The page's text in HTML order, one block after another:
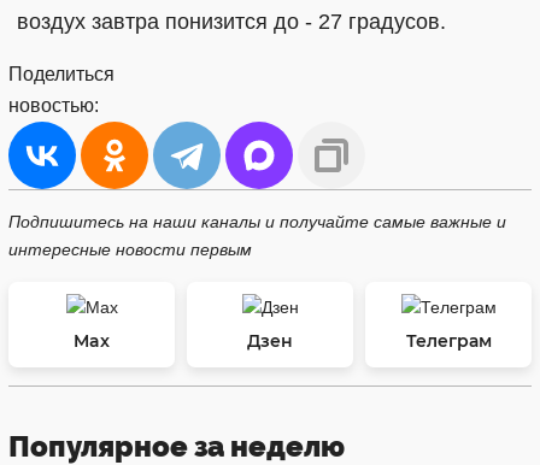
воздух завтра понизится до - 27 градусов.
Поделиться
новостью:
Подпишитесь на наши каналы и получайте самые важные и
интересные новости первым
Max Дзен Телеграм
Популярное за неделю